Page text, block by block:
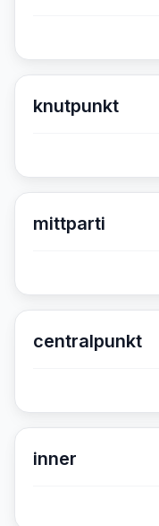
knutpunkt
mittparti
centralpunkt
inner